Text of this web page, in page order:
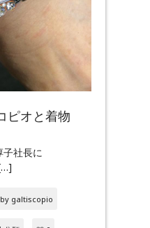
ピオと着物
子社長に
galtiscopio